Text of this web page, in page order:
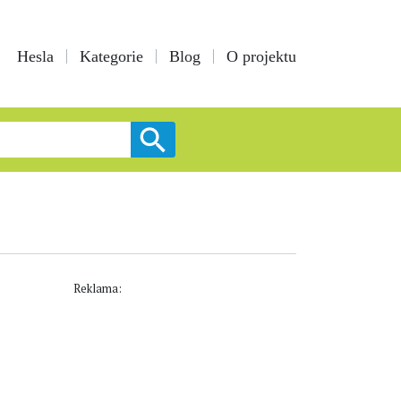
Hesla Kategorie Blog O projektu
Reklama: